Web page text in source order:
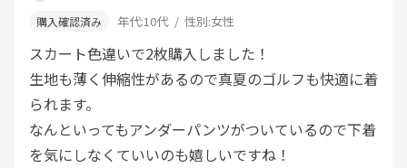
年代:10代 性別:女性
スカート色違いで2枚購入しました！
生地も薄く伸縮性があるので真夏のゴルフも快適に着
られます。
なんといってもアンダーパンツがついているので下着
を気にしなくていいのも嬉しいですね！